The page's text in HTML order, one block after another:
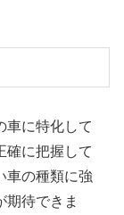
車に特化して
確に把握して
車の種類に強
期待できま